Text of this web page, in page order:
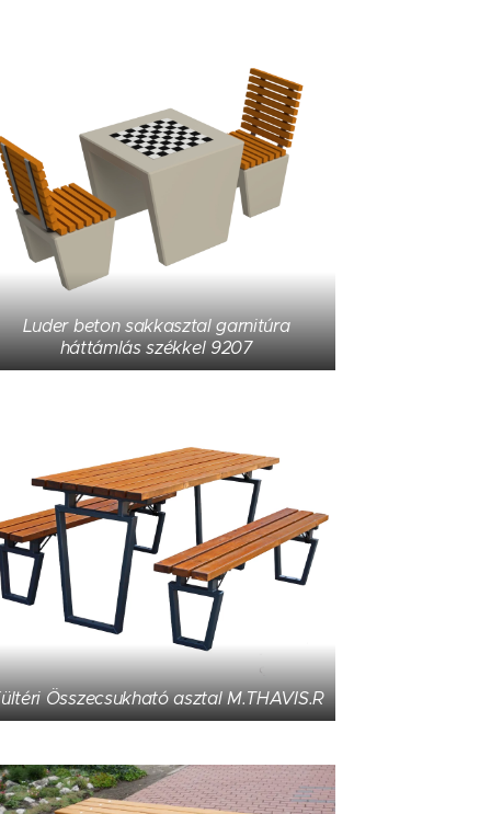
Luder beton sakkasztal garnitúra
háttámlás székkel 9207
Összecsukható asztal M.THAVIS.R